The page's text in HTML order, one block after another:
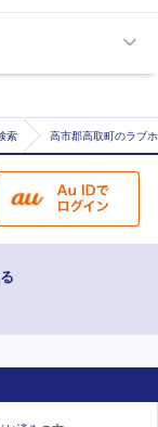
索 高市郡高取町のラブ